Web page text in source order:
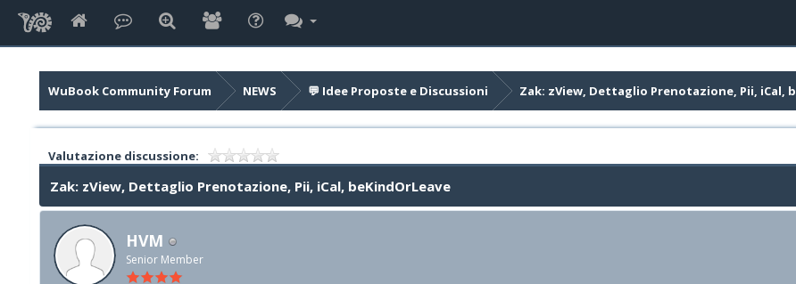
WuBook Community Forum NEWS 💬 Idee Proposte e Discussioni Zak: zView, Dettaglio Prenotazione, Pii, iCal,
Valutazione discussione:
Zak: zView, Dettaglio Prenotazione, Pii, iCal, beKindOrLeave
HVM
Senior Member